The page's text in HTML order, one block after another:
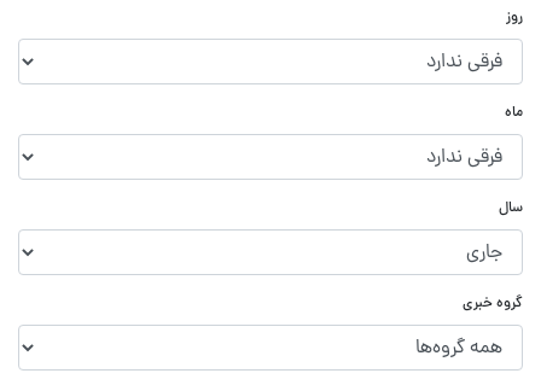
روز
ماه
سال
گروه خبری